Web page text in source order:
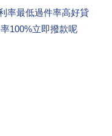
率最低過件率高好貸
100%立即撥款呢